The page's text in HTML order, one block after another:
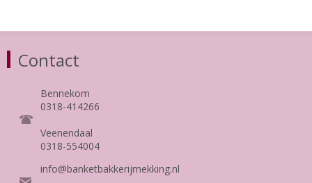
Contact
Bennekom
0318-414266
Veenendaal
0318-554004
info@banketbakkerijmekking.nl